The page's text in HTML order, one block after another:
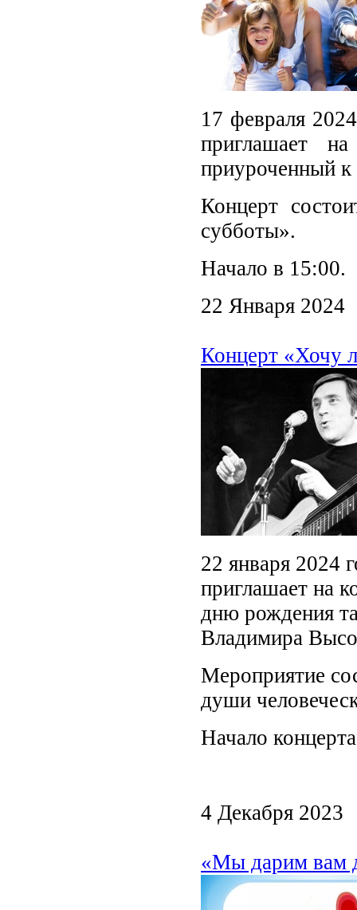
17 февраля
приглашает
приуроченный
Концерт
субботы».
Начало в 15:00.
22 Января 2024
Концерт «Хочу
22 января 2024
приглашает на
дню рождения
Владимира
Мероприятие
души
Начало
4 Декабря 2023
«Мы дарим вам